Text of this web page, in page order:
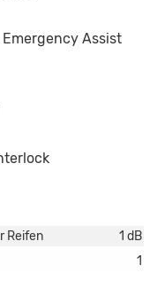
Assist
Reifen
1 dB
1